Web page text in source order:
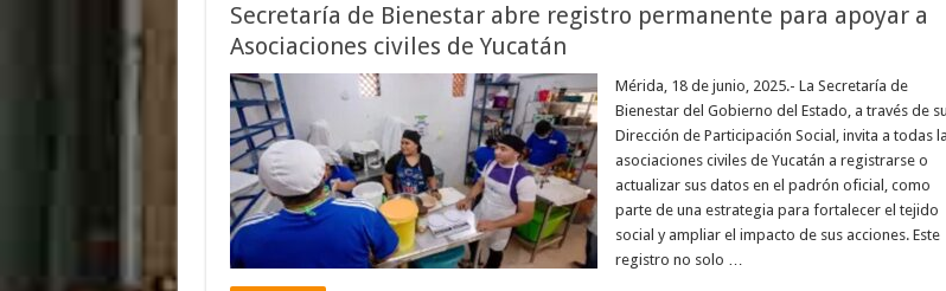
Secretaría de Bienestar abre registro permanente para apoyar a
Asociaciones civiles de Yucatán
Mérida, 18 de junio, 2025.- La Secretaría de
Bienestar del Gobierno del Estado, a través de su
Dirección de Participación Social, invita a todas
asociaciones civiles de Yucatán a registrarse o
actualizar sus datos en el padrón oficial, como
parte de una estrategia para fortalecer el tejido
social y ampliar el impacto de sus acciones. Este
registro no solo …